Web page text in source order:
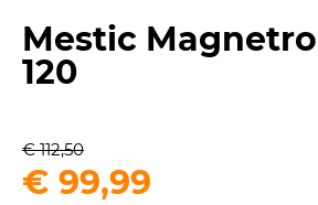
Mestic
120
€112,50
Oorspronkelijke
€ 99,99